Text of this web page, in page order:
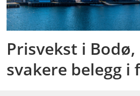
Prisvekst i
svakere belegg i